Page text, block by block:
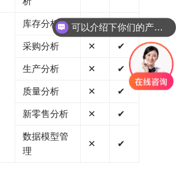
库存分析 ✕ ✔
采购分析 ✕ ✔
生产分析 ✕ ✔
质量分析 ✕ ✔
新零售分析 ✕ ✔
数据模型管
理
✕ ✔
可以介绍下你们的产品么？